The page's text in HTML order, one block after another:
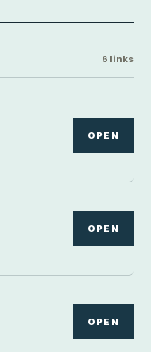
6 links
OPEN
OPEN
OPEN